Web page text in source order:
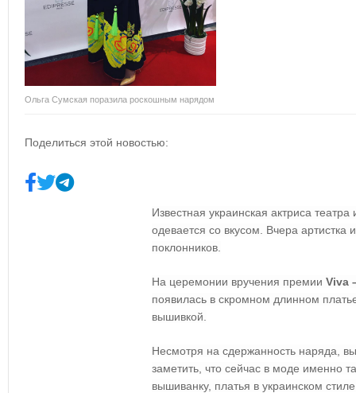
Ольга Сумская поразила роскошным нарядом
Поделиться этой новостью:
Известная украинская актриса
одевается со вкусом. Вчера артистка
поклонников.
На церемонии вручения премии Viva
появилась в скромном длинном
вышивкой.
Несмотря на сдержанность наряда,
заметить, что сейчас в моде именно
вышиванку, платья в украинском